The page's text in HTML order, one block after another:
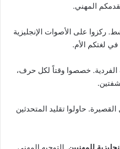
المهني.
ركزوا على الأصوات الإنجليزية
لغتكم الأم.
الفردية. خصصوا وقتاً لكل حرف،
القصيرة. حاولوا تقليد المتحدثين
للمهنيين. التوجيه المهني